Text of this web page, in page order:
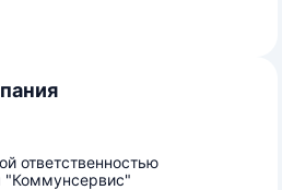
ответственностью
"Коммунсервис"